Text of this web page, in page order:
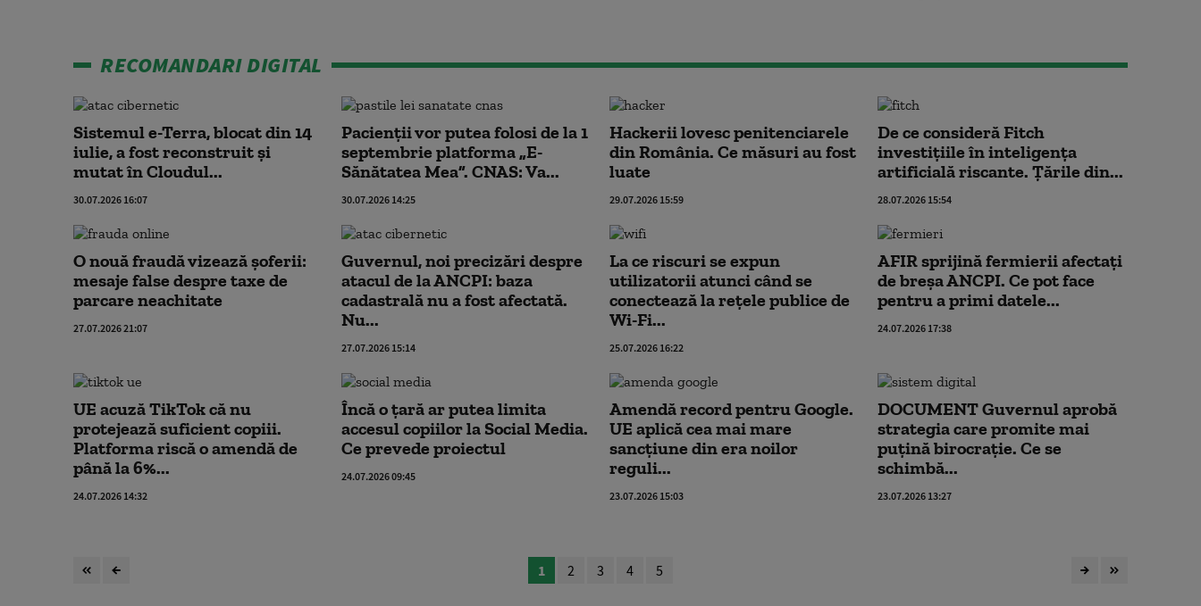
RECOMANDARI DIGITAL
Sistemul e-Terra, blocat din 14
iulie, a fost reconstruit și
mutat în Cloudul...
30.07.2026 16:07
Pacienții vor putea folosi de la 1
septembrie platforma „E-
Sănătatea Mea”. CNAS: Va...
30.07.2026 14:25
Hackerii lovesc penitenciarele
din România. Ce măsuri au fost
luate
29.07.2026 15:59
De ce consideră Fitch
investițiile în inteligența
artificială riscante. Țările din...
28.07.2026 15:54
O nouă fraudă vizează șoferii:
mesaje false despre taxe de
parcare neachitate
27.07.2026 21:07
Guvernul, noi precizări despre
atacul de la ANCPI: baza
cadastrală nu a fost afectată.
Nu...
27.07.2026 15:14
La ce riscuri se expun
utilizatorii atunci când se
conectează la rețele publice de
Wi-Fi...
25.07.2026 16:22
AFIR sprijină fermierii afectați
de breșa ANCPI. Ce pot face
pentru a primi datele...
24.07.2026 17:38
UE acuză TikTok că nu
protejează suficient copiii.
Platforma riscă o amendă de
până la 6%...
24.07.2026 14:32
Încă o țară ar putea limita
accesul copiilor la Social Media.
Ce prevede proiectul
24.07.2026 09:45
Amendă record pentru Google.
UE aplică cea mai mare
sancțiune din era noilor
reguli...
23.07.2026 15:03
DOCUMENT Guvernul aprobă
strategia care promite mai
puțină birocrație. Ce se
schimbă...
23.07.2026 13:27
1 2 3 4 5